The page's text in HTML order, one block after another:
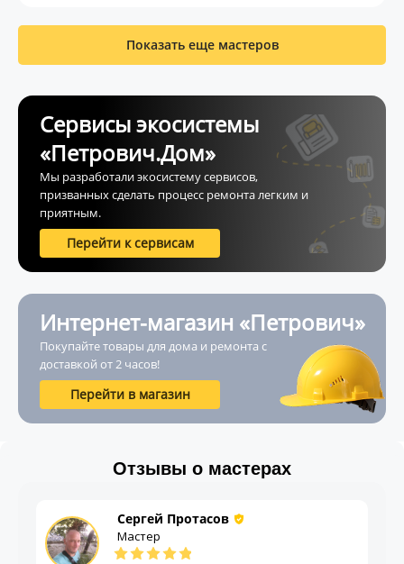
Показать еще мастеров
Сервисы экосистемы
«Петрович.Дом»
Мы разработали экосистему сервисов,
призванных сделать процесс ремонта легким и
приятным.
Перейти к сервисам
Интернет-магазин «Петрович»
Покупайте товары для дома и ремонта с
доставкой от 2 часов!
Перейти в магазин
Отзывы о мастерах
Сергей Протасов
Мастер